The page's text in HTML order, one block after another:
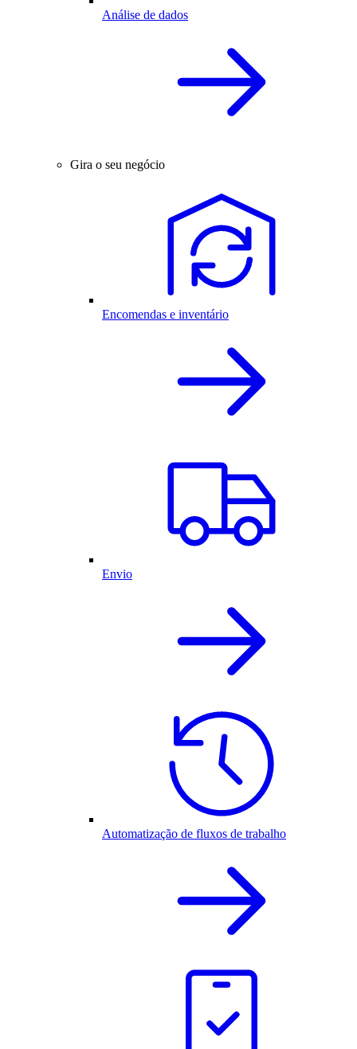
Análise de dados
Gira o seu negócio
Encomendas e inventário
Envio
Automatização de fluxos de trabalho